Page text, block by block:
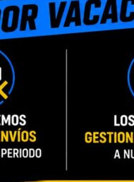
PESO